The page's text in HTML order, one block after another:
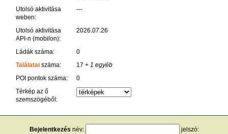
Utolsó aktivitása
weben:
---
Utolsó aktivitása
API-n (mobilon):
2026.07.26
Ládák száma:
0
Találataiszáma: 17 + 1 egyéb
POI pontok száma:
0
Térkép az ő
szemszögéből:
Bejelentkezés név:
jelszó: